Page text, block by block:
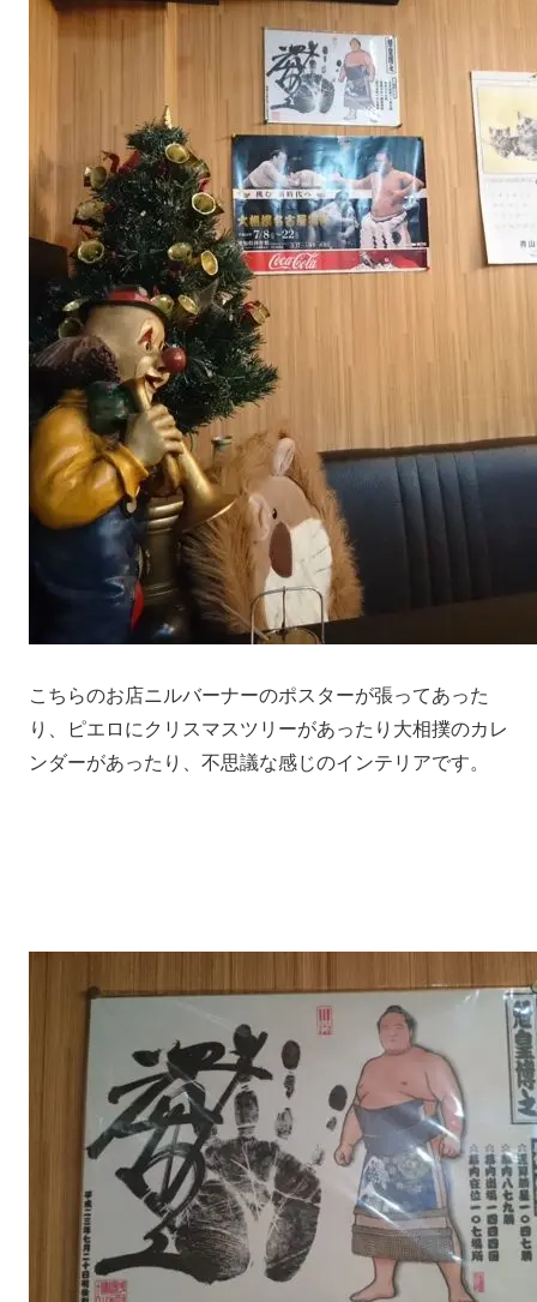
こちらのお店ニルバーナーのポスターが張ってあった
り、ピエロにクリスマスツリーがあったり大相撲のカレ
ンダーがあったり、不思議な感じのインテリアです。